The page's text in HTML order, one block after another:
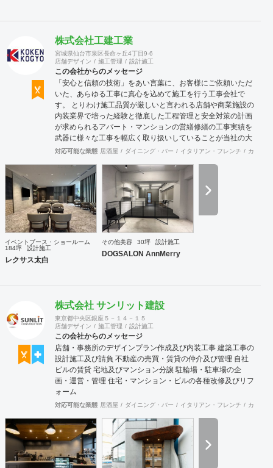
株式会社工建工業
宮城県仙台市泉区長命ヶ丘4丁目9-6
店舗デザイン
施工管理 設計施工
この会社からのメッセージ
「安心と信頼の技術」をあい言葉に、お客様にご依頼いただ
いた、あらゆる工事に真心を込めて施工を行う工事会社で
す。 とりわけ施工品質が厳しいと言われる店舗や商業施設の
内装業界で培った経験と徹底した工程管理と安全対策の計画
が求められるアパート・マンションの営繕修繕の工事実績を
武器に様々な工事を幅広く取り扱いしていることが当社の大
きな特徴です。
対応可能な業態 居酒屋 ダイニング・バー イタリアン・フレンチ カフェ
イベントブース・ショールーム
184坪
設計施工
レクサス太白
その他美容 30坪 設計施工
DOGSALON AnnMerry
株式会社 サンリット建設
東京都中央区銀座５－１４－１５
店舗デザイン
施工管理 設計施工
この会社からのメッセージ
店舗・事務所のデザインプラン作成及び内装工事 建築工事の
設計施工及び請負 不動産の売買・賃貸の仲介及び管理 自社
ビルの賃貸 宅地及びマンション分譲 駐輪場・駐車場の企
画・運営・管理 住宅・マンション・ビルの各種改修及びリフ
ォーム
対応可能な業態 居酒屋 ダイニング・バー イタリアン・フレンチ カフェ